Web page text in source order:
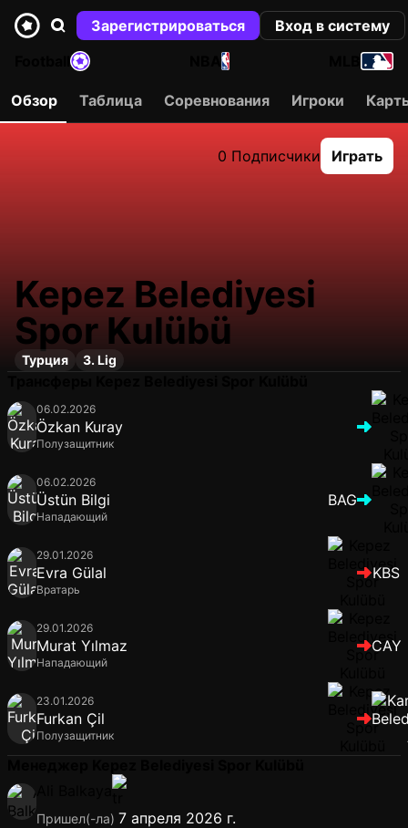
Зарегистрироваться
Вход в систему
NBA
Обзор Таблица Соревнования Игроки
0 Подписчики Играть
Kepez Belediyesi
Spor Kulübü
Турция 3. Lig
06.02.2026
Özkan Kuray
Полузащитник
06.02.2026
Üstün Bilgi
Нападающий
BAG
29.01.2026
Evra Gülal
Вратарь
KBS
29.01.2026
Murat Yılmaz
Нападающий
CAY
23.01.2026
Furkan Çil
Полузащитник
Пришел(-ла) 7 апреля 2026 г.